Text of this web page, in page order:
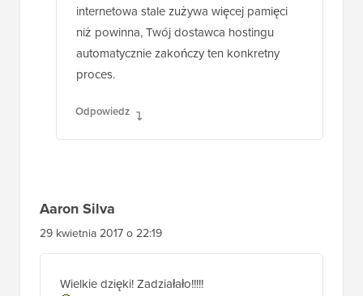
internetowa stale zużywa więcej pamięci
niż powinna, Twój dostawca hostingu
automatycznie zakończy ten konkretny
proces.
Odpowiedz
Aaron Silva
29 kwietnia 2017 o 22:19
Wielkie dzięki! Zadziałało!!!!!